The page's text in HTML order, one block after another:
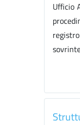
Ufficio